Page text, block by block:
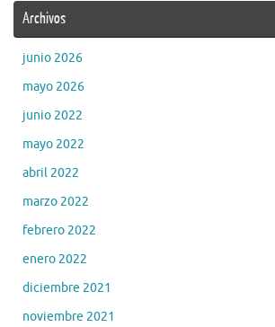
Archivos
junio 2026
mayo 2026
junio 2022
mayo 2022
abril 2022
marzo 2022
febrero 2022
enero 2022
diciembre 2021
noviembre 2021